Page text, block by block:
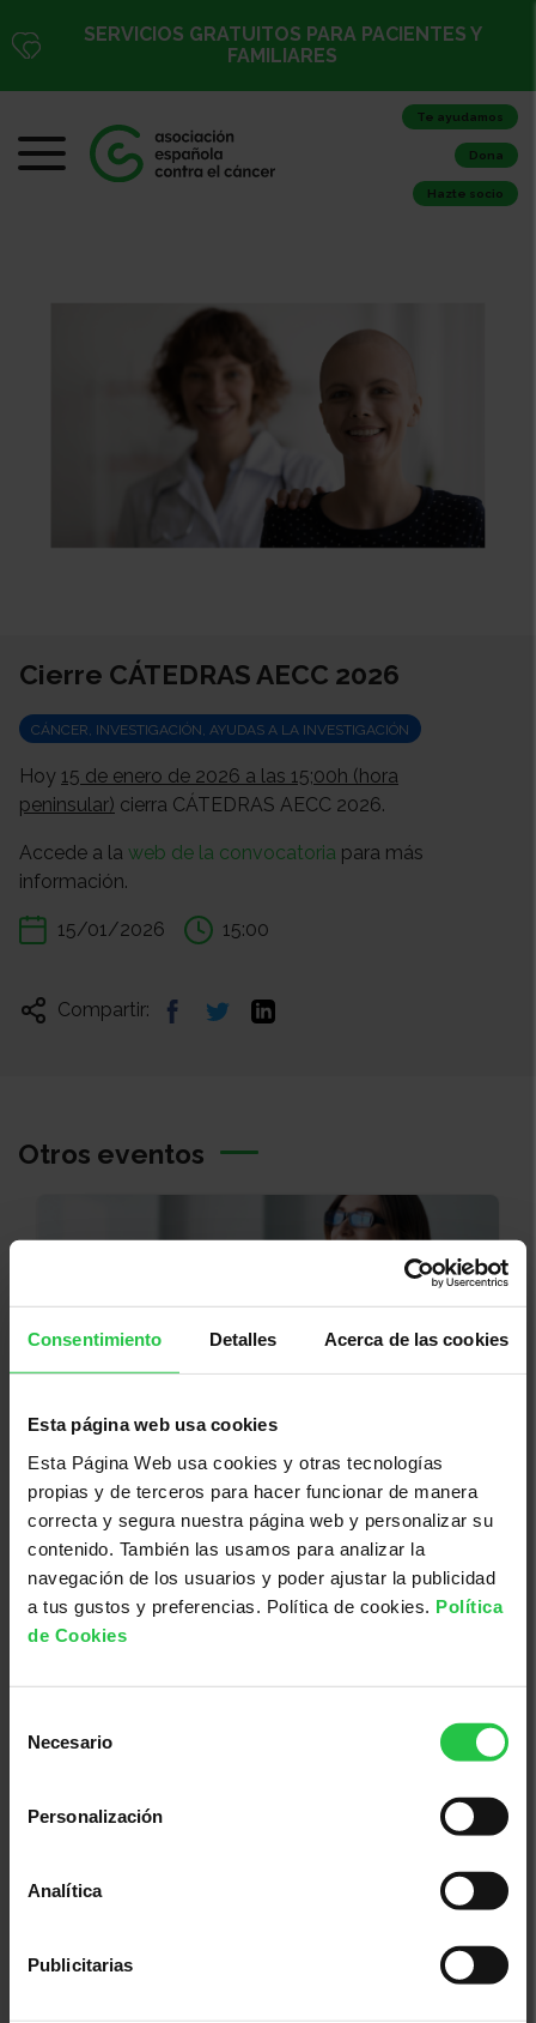
Consentimiento Detalles Acerca de las cookies
Esta página web usa cookies
Esta Página Web usa cookies y otras tecnologías
propias y de terceros para hacer funcionar de manera
correcta y segura nuestra página web y personalizar su
contenido. También las usamos para analizar la
navegación de los usuarios y poder ajustar la publicidad
a tus gustos y preferencias. Política de cookies. Política
de Cookies
Necesario
Personalización
Analítica
Publicitarias
SERVICIOS GRATUITOS PARA PACIENTES Y
FAMILIARES
Te ayudamos
Dona
Hazte socio
Cierre CÁTEDRAS AECC 2026
CÁNCER, INVESTIGACIÓN, AYUDAS A LA INVESTIGACIÓN
Hoy 15 de enero de 2026 a las 15;00h (hora
peninsular) cierra CÁTEDRAS AECC 2026.
Accede a la web de la convocatoria para más
información.
15/01/2026 15:00
Compartir:
Otros eventos
03/09/2026
Cierre Clínico Formación AECC USAL
y USC 2026
Cáncer, investigación, ayudas a la investigación
Cierre pre-propuestas primera